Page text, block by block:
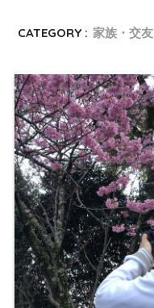
CATEGORY : 家族・交友